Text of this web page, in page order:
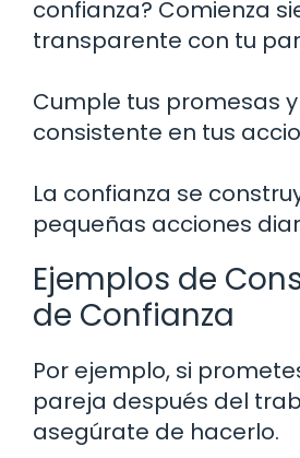
confianza? Comienza
transparente con tu
Cumple tus promesas
consistente en tus
La confianza se
pequeñas acciones
Ejemplos de
de Confianza
Por ejemplo, si
pareja después del
asegúrate de hacerlo.